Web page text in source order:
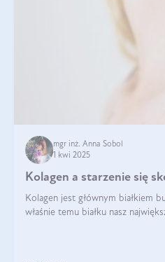
mgr inż. Anna Sobol
1 kwi 2025
Kolagen a starzenie się
Kolagen jest głównym białkiem
właśnie temu białku nasz